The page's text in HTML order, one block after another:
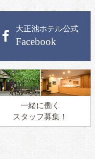
大正池ホテル公式
Facebook
一緒に働く
スタッフ募集！